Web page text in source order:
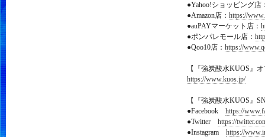
●Yahoo!ショッピング店
●Amazon店： https://
●auPAYマーケット店：
●ポンパレモール店：
●Qoo10店： https://
【『強炭酸水KUOS』
https://www.kuos.jp/
【『強炭酸水KUOS』
●Facebook https://
●Twitter https://
●Instagram https://